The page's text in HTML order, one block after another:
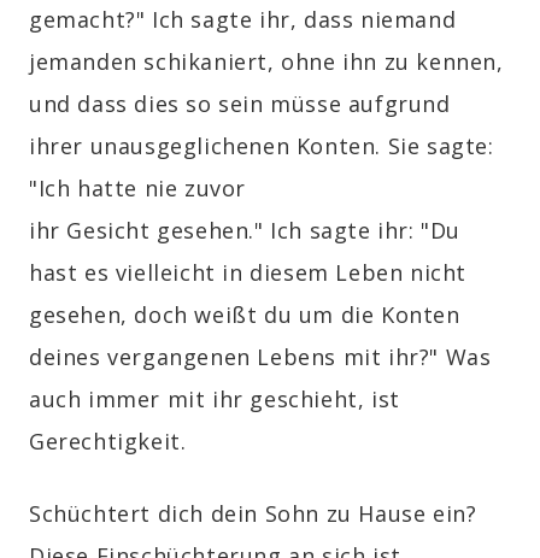
gemacht?" Ich sagte ihr, dass niemand
jemanden schikaniert, ohne ihn zu kennen,
und dass dies so sein müsse aufgrund
ihrer unausgeglichenen Konten. Sie sagte:
"Ich hatte nie zuvor
ihr Gesicht gesehen." Ich sagte ihr: "Du
hast es vielleicht in diesem Leben nicht
gesehen, doch weißt du um die Konten
deines vergangenen Lebens mit ihr?" Was
auch immer mit ihr geschieht, ist
Gerechtigkeit.
Schüchtert dich dein Sohn zu Hause ein?